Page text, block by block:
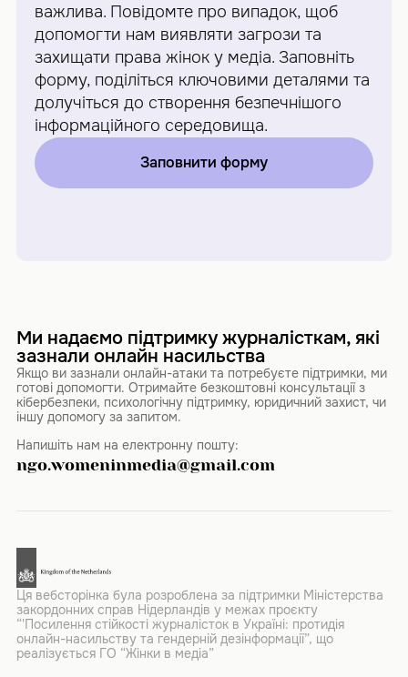
важлива. Повідомте про випадок, щоб
допомогти нам виявляти загрози та
захищати права жінок у медіа. Заповніть
форму, поділіться ключовими деталями та
долучіться до створення безпечнішого
інформаційного середовища.
Заповнити форму
Ми надаємо підтримку журналісткам, які
зазнали онлайн насильства
Якщо ви зазнали онлайн-атаки та потребуєте підтримки, ми
готові допомогти. Отримайте безкоштовні консультації з
кібербезпеки, психологічну підтримку, юридичний захист, чи
іншу допомогу за запитом.
Напишіть нам на електронну пошту:
ngo.womeninmedia@gmail.com
Ця вебсторінка була розроблена за підтримки Міністерства
закордонних справ Нідерландів у межах проєкту
“'Посилення стійкості журналісток в Україні: протидія
онлайн-насильству та гендерній дезінформації”, що
реалізується ГО “Жінки в медіа”